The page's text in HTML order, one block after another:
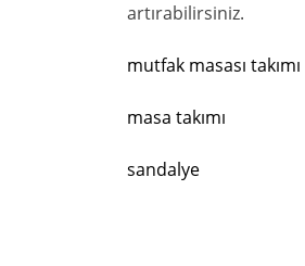
artırabilirsiniz.
mutfak masası takımı
masa takımı
sandalye